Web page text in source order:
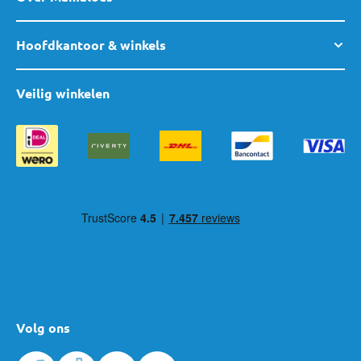
Hoofdkantoor & winkels
Volg ons
Veilig winkelen